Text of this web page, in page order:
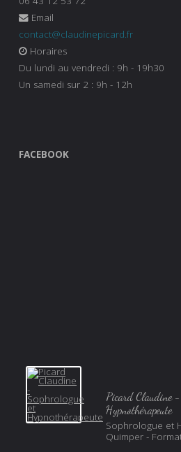
Email
contact@claudinepicard.fr
Horaires
Du lundi au vendredi : 9h - 19h30
Un samedi sur 2 : 9h - 12h
FACEBOOK
Picard Claudine -
Hypnothérapeute
Sophrologue et
Quimper -